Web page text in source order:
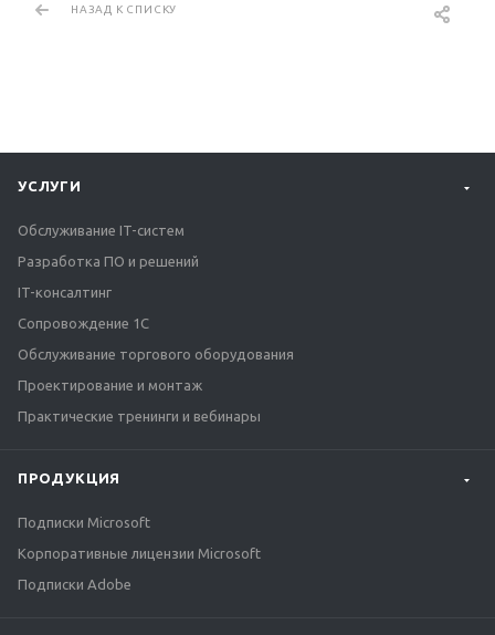
НАЗАД К СПИСКУ
УСЛУГИ
Обслуживание IT-систем
Разработка ПО и решений
IT-консалтинг
Сопровождение 1С
Обслуживание торгового оборудования
Проектирование и монтаж
Практические тренинги и вебинары
ПРОДУКЦИЯ
Подписки Microsoft
Корпоративные лицензии Microsoft
Подписки Adobe